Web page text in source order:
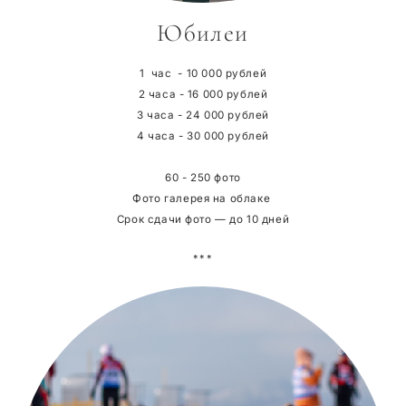
Юбилеи
1 час - 10 000 рублей
2 часа - 16 000 рублей
3 часа - 24 000 рублей
4 часа - 30 000 рублей
60 - 250 фото
Фото галерея на облаке
Срок сдачи фото — до 10 дней
***